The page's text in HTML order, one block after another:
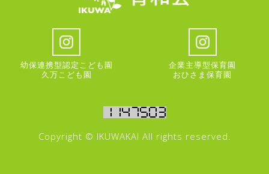
幼保連携型認定こども園
久万こども園
企業主導型保育園
おひさま保育園
Copyright © IKUWAKAI All rights reserved.